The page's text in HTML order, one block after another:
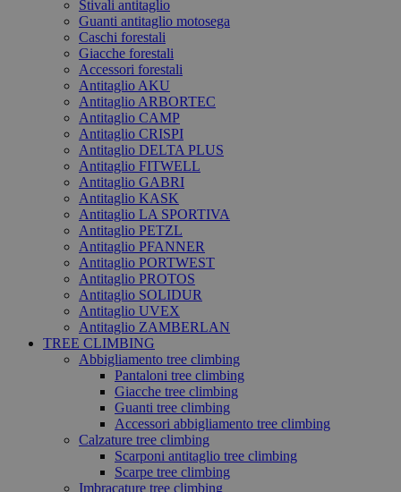
Stivali antitaglio
Guanti antitaglio motosega
Caschi forestali
Giacche forestali
Accessori forestali
Antitaglio AKU
Antitaglio ARBORTEC
Antitaglio CAMP
Antitaglio CRISPI
Antitaglio DELTA PLUS
Antitaglio FITWELL
Antitaglio GABRI
Antitaglio KASK
Antitaglio LA SPORTIVA
Antitaglio PETZL
Antitaglio PFANNER
Antitaglio PORTWEST
Antitaglio PROTOS
Antitaglio SOLIDUR
Antitaglio UVEX
Antitaglio ZAMBERLAN
TREE CLIMBING
Abbigliamento tree climbing
Pantaloni tree climbing
Giacche tree climbing
Guanti tree climbing
Accessori abbigliamento tree climbing
Calzature tree climbing
Scarponi antitaglio tree climbing
Scarpe tree climbing
Imbracature tree climbing